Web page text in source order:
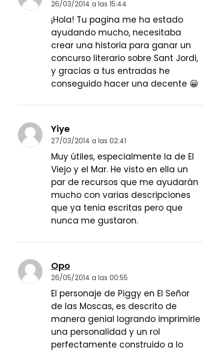
26/03/2014 a las 15:44
¡Hola! Tu pagina me ha estado
ayudando mucho, necesitaba
crear una historia para ganar un
concurso literario sobre Sant Jordi,
y gracias a tus entradas he
conseguido hacer una decente 😀
Yiye
27/03/2014 a las 02:41
Muy útiles, especialmente la de El
Viejo y el Mar. He visto en ella un
par de recursos que me ayudarán
mucho con varias descripciones
que ya tenia escritas pero que
nunca me gustaron.
Opo
26/05/2014 a las 00:55
El personaje de Piggy en El Señor
de las Moscas, es descrito de
manera genial logrando imprimirle
una personalidad y un rol
perfectamente construido a lo